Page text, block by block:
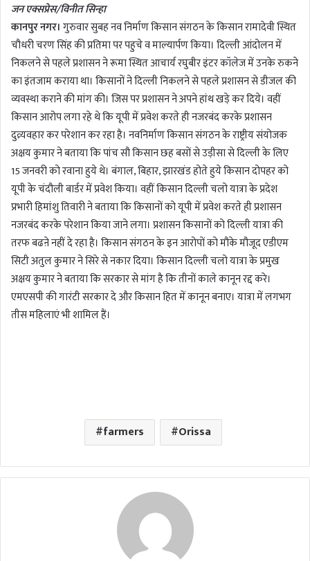
a
n
e
m
a
i
l
जन एक्सप्रेस/विनीत सिन्हा
कानपुर नगर। गुरुवार सुबह नव निर्माण किसान संगठन के किसान रामादेवी स्थित
चौधरी चरण सिंह की प्रतिमा पर पहुचे व माल्यार्पण किया। दिल्ली आंदोलन में
निकलने से पहले प्रशासन ने रूमा स्थित आचार्य रघुबीर इंटर कॉलेज में उनके रुकने
का इंतजाम कराया था। किसानों ने दिल्ली निकलने से पहले प्रशासन से डीजल की
व्यवस्था कराने की मांग की। जिस पर प्रशासन ने अपने हांथ खड़े कर दिये। वहीं
किसान आरोप लगा रहे थे कि यूपी में प्रवेश करते ही नजरबंद करके प्रशासन
दुव्र्यवहार कर परेशान कर रहा है। नवनिर्माण किसान संगठन के राष्ट्रीय संयोजक
अक्षय कुमार ने बताया कि पांच सौ किसान छह बसों से उड़ीसा से दिल्ली के लिए
15 जनवरी को रवाना हुये थे। बंगाल, बिहार, झारखंड होते हुये किसान दोपहर को
यूपी के चंदौली बार्डर में प्रवेश किया। वहीं किसान दिल्ली चलो यात्रा के प्रदेश
प्रभारी हिमांशु तिवारी ने बताया कि किसानों को यूपी में प्रवेश करते ही प्रशासन
नजरबंद करके परेशान किया जाने लगा। प्रशासन किसानों को दिल्ली यात्रा की
तरफ बढऩे नहीं दे रहा है। किसान संगठन के इन आरोपों को मौके मौजूद एडीएम
सिटी अतुल कुमार ने सिरे से नकार दिया। किसान दिल्ली चलो यात्रा के प्रमुख
अक्षय कुमार ने बताया कि सरकार से मांग है कि तीनों काले कानून रद्द करे।
एमएसपी की गारंटी सरकार दे और किसान हित में कानून बनाए। यात्रा में लगभग
तीस महिलाएं भी शामिल हैं।
farmers Orissa